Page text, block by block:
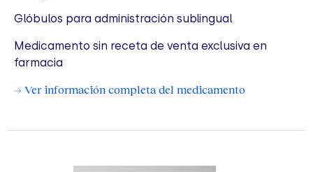
Glóbulos para administración sublingual
Medicamento sin receta de venta exclusiva en
farmacia
→ Ver información completa del medicamento